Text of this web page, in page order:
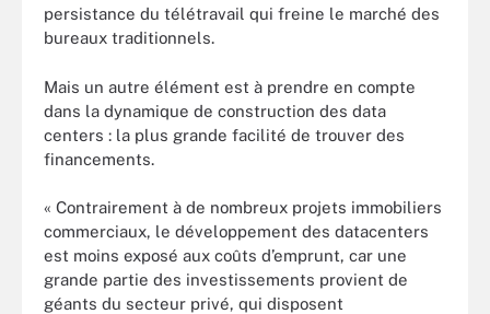
persistance du télétravail qui freine le marché des
bureaux traditionnels.
Mais un autre élément est à prendre en compte
dans la dynamique de construction des data
centers : la plus grande facilité de trouver des
financements.
« Contrairement à de nombreux projets immobiliers
commerciaux, le développement des datacenters
est moins exposé aux coûts d’emprunt, car une
grande partie des investissements provient de
géants du secteur privé, qui disposent